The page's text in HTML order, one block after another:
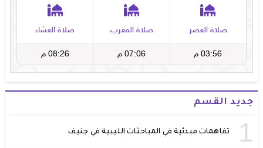
جديد القسم
1 تفاهمات مبدئية في المباحثات الليبية في جنيف